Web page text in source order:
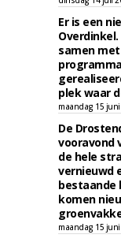
Er is een
samen
plek waar
maandag 15 juni
De
vooravond
de hele
vernieuwd
bestaande
komen
maandag 15 juni